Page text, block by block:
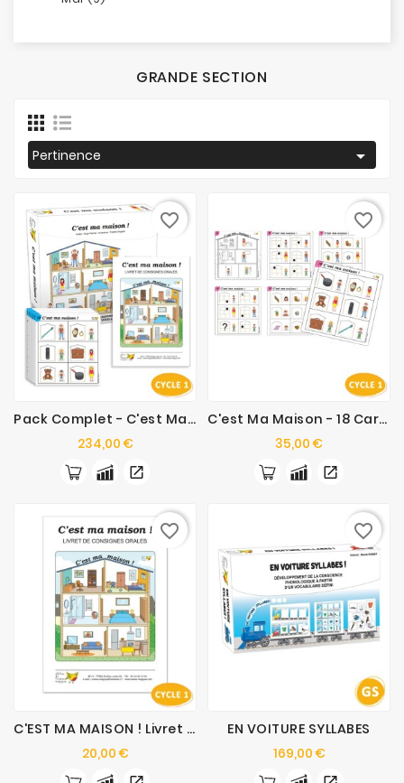
GRANDE SECTION
Pertinence 
Pack Complet - C'est Ma Maison !
234,00 €Prix
favorite_border
C'est Ma Maison - 18 Cartes Moyenne Section
35,00 €Prix
favorite_border
C'EST MA MAISON ! Livret De Consignes Orales
20,00 €Prix
favorite_border
EN VOITURE SYLLABES
169,00 €Prix
favorite_border